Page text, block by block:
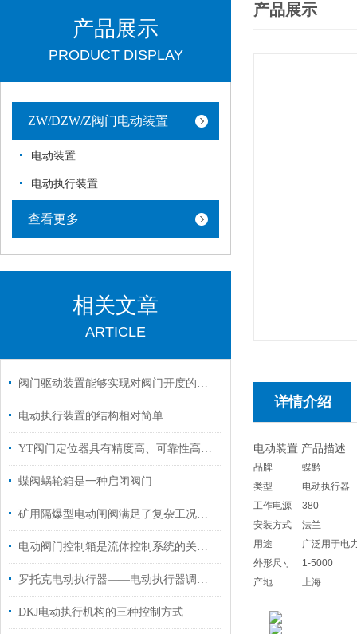
产品展示
PRODUCT DISPLAY
ZW/DZW/Z阀门电动装置
电动装置
电动执行装置
查看更多
相关文章
ARTICLE
阀门驱动装置能够实现对阀门开度的准确控制
电动执行装置的结构相对简单
YT阀门定位器具有精度高、可靠性高等优点
蝶阀蜗轮箱是一种启闭阀门
矿用隔爆型电动闸阀满足了复杂工况下的多样化需求
电动阀门控制箱是流体控制系统的关键组件
罗托克电动执行器——电动执行器调试难点和故障分析
DKJ电动执行机构的三种控制方式
产品展示
详情介绍
电动装置 产品描述
品牌
蝶黔
类型
电动执行器
工作电源
380
安装方式
法兰
用途
广泛用于电
外形尺寸
1-5000
产地
上海